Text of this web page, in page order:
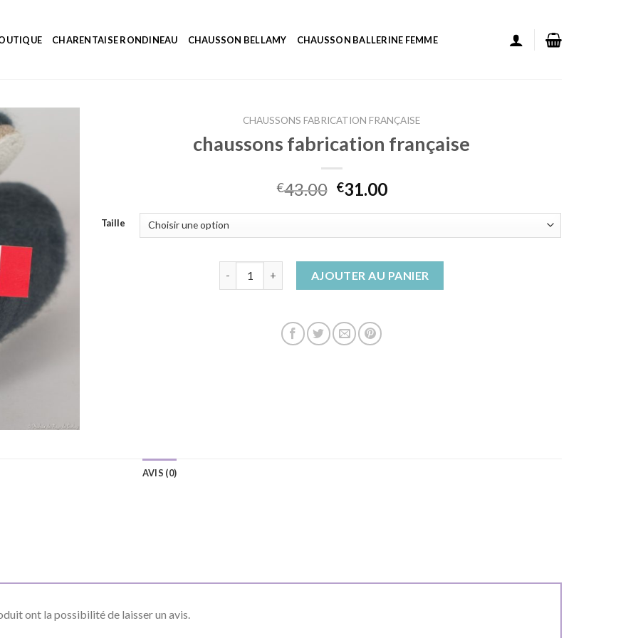
CHARENTAISE RONDINEAU CHAUSSON BELLAMY CHAUSSON BALLERINE FEMME
CHAUSSONS FABRICATION FRANÇAISE
chaussons fabrication française
€43.00 €31.00
Taille
AJOUTER AU PANIER
AVIS (0)
ont la possibilité de laisser un avis.